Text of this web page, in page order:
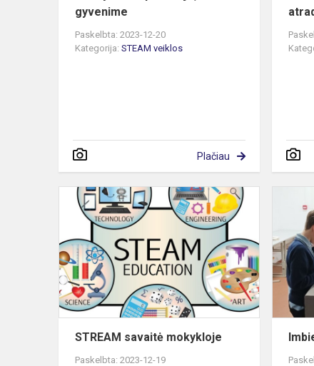
gyvenime
Paskelbta: 2023-12-20
Kategorija: STEAM veiklos
Plačiau
mokykloje
STREAM savaitė mokykloje
Paskelbta: 2023-12-19